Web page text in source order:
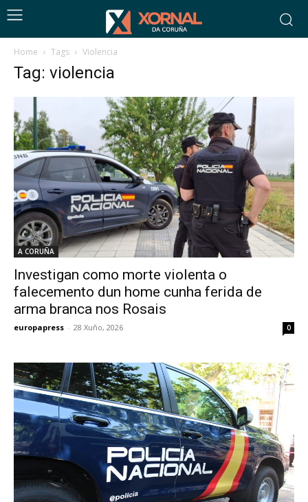
Home Tags Violencia
Tag: violencia
A CORUÑA
Investigan como morte violenta o
falecemento dun home cunha ferida de
arma branca nos Rosais
europapress - 28 Xuño, 2026 0